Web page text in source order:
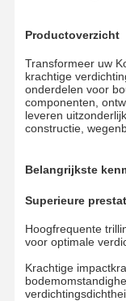
Productoverzicht
Transformeer uw
krachtige
onderdelen voor
componenten,
leveren
constructie,
Belangrijkste
Superieure
Hoogfrequente
voor optimale
Krachtige